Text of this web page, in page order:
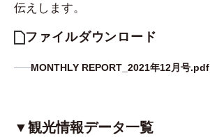
伝えします。
ファイルダウンロード
MONTHLY REPORT_2021年12月号.pdf
▼観光情報データ一覧